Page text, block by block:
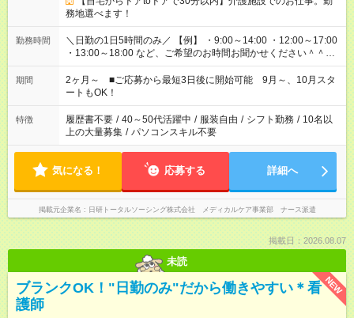
務地選べます！
勤務時間
＼日勤の1日5時間のみ／ 【例】 ・9:00～14:00 ・12:00～17:00
・13:00～18:00 など、ご希望のお時間お聞かせください＾＾
「家族とお休みを合わせたい」 「子どもの迎えに行きたい」
「できれば残業はしたくない」 など、ご希望があれば教えてく
ださいね。 ※Wワーク希望の方へ 今ご覧のお仕事で希望する勤
務時間と、もう1つのお仕事の勤務時間が 合計で週40時間を超
える場合は応募できません
期間
2ヶ月～ ■ご応募から最短3日後に開始可能 9月～、10月スタ
ートもOK！
特徴 履歴書不要 / 40～50代活躍中 / 服装自由 / シフト勤務 / 10名以
上の大量募集 / パソコンスキル不要
気になる！ 応募する 詳細へ
掲載元企業名 日研トータルソーシング株式会社 メディカルケア事業部 ナース派遣
掲載日：2026.08.07
未読
NEW
ブランクOK！"日勤のみ"だから働きやすい＊看
護師